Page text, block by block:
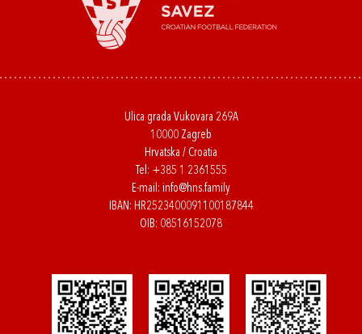
Ulica grada Vukovara 269A
10000 Zagreb
Hrvatska / Croatia
Tel: +385 1 2361555
E-mail: info@hns.family
IBAN: HR2523400091100187844
OIB: 08516152078